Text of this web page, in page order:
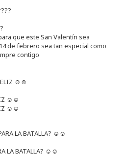
que este San Valentín sea
de febrero sea tan especial como
contigo
☺️☺️
☺️☺️
LA BATALLA? ☺️☺️